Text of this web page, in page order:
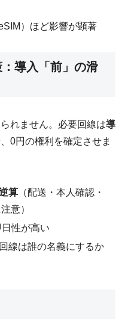
）ほど影響が顕著
導入「前」の滑
れません。必要回線は導
0円の権利を確定させま
算 （配送・本人確認・
意）
性が高い
線は誰の名義にするか